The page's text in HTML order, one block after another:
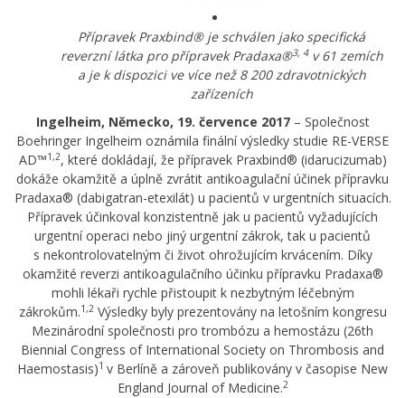
Přípravek Praxbind® je schválen jako specifická
reverzní látka pro přípravek Pradaxa®3, 4v 61 zemích
a je k dispozici ve více než 8 200 zdravotnických
zařízeních
Ingelheim, Německo, 19. července 2017 – Společnost
Boehringer Ingelheim oznámila finální výsledky studie RE-VERSE
AD™1,2, které dokládají, že přípravek Praxbind® (idarucizumab)
dokáže okamžitě a úplně zvrátit antikoagulační účinek přípravku
Pradaxa® (dabigatran-etexilát) u pacientů v urgentních situacích.
Přípravek účinkoval konzistentně jak u pacientů vyžadujících
urgentní operaci nebo jiný urgentní zákrok, tak u pacientů
s nekontrolovatelným či život ohrožujícím krvácením. Díky
okamžité reverzi antikoagulačního účinku přípravku Pradaxa®
mohli lékaři rychle přistoupit k nezbytným léčebným
zákrokům.1,2Výsledky byly prezentovány na letošním kongresu
Mezinárodní společnosti pro trombózu a hemostázu (26th
Biennial Congress of International Society on Thrombosis and
Haemostasis)1 v Berlíně a zároveň publikovány v časopise New
England Journal of Medicine.2